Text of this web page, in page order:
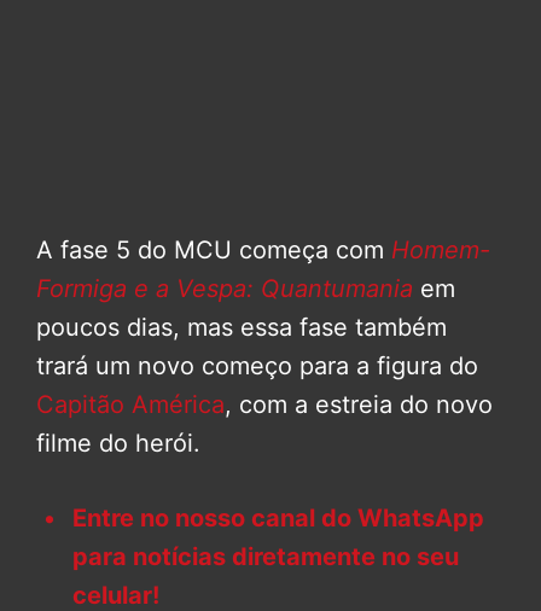
A fase 5 do MCU começa com Homem-
Formiga e a Vespa: Quantumania em
poucos dias, mas essa fase também
trará um novo começo para a figura do
Capitão América, com a estreia do novo
filme do herói.
Entre no nosso canal do WhatsApp
para notícias diretamente no seu
celular!